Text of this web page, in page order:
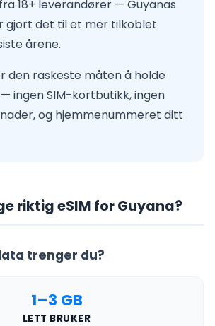
18+ leverandører — Guyanas
gjort det til et mer tilkoblet
årene.
den raskeste måten å holde
ingen SIM-kortbutikk, ingen
og hjemmenummeret ditt
riktig eSIM for Guyana?
trenger du?
1–3 GB
LETT BRUKER